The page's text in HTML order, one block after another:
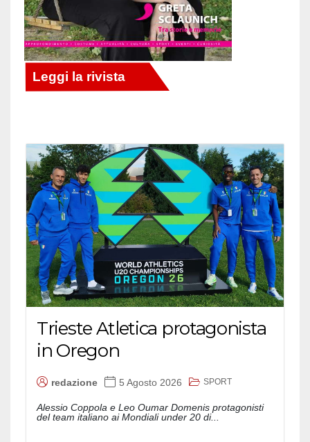
Trieste Atletica protagonista
in Oregon
redazione 5 Agosto 2026 SPORT
Alessio Coppola e Leo Oumar Domenis protagonisti
del team italiano ai Mondiali under 20 di...